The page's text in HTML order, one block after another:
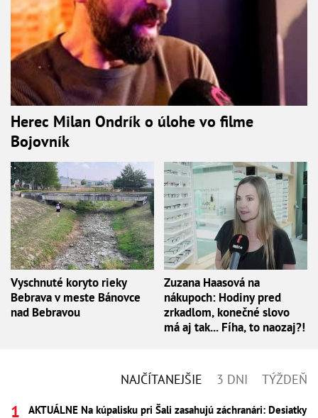
Herec Milan Ondrík o úlohe vo filme
Bojovník
Vyschnuté koryto rieky
Bebrava v meste Bánovce
nad Bebravou
Zuzana Haasová na
nákupoch: Hodiny pred
zrkadlom, konečné slovo
má aj tak... Fíha, to naozaj?!
NAJČÍTANEJŠIE 3 DNI TÝŽDEŇ
AKTUÁLNE Na kúpalisku pri Šali zasahujú záchranári: Desiatky